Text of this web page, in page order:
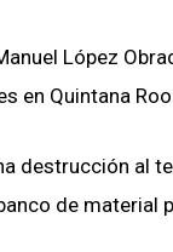
López
en Quintana
destrucción al
de material